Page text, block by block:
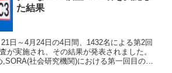
た結果
～4月24日の4日間、1432名による第2回
が実施され、その結果が発表されました。
,SORA(社会研究機関)における第一回目のラ